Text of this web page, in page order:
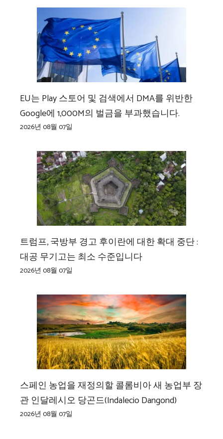
EU는 Play 스토어 및 검색에서 DMA를 위반한
Google에 1,000M의 벌금을 부과했습니다.
2026년 08월 07일
트럼프, 국방부 경고 후이란에 대한 확대 중단 :
대공 무기고는 최소 수준입니다
2026년 08월 07일
스페인 농업을 재정의할 콜롬비아 새 농업부 장
관 인달레시오 당곤드(Indalecio Dangond)
2026년 08월 07일